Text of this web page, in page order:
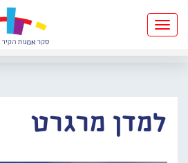
Toggle
navigation
למדן מרגרט